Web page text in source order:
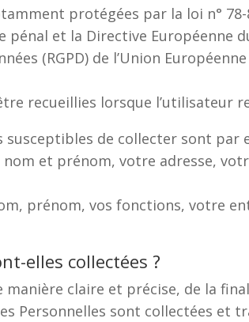
protégées par la loi n°
pénal et la Directive Européenne
(RGPD) de l’Union
recueillies lorsque
susceptibles de collecter sont par
nom et prénom, votre adresse,
prénom, vos fonctions, votre
elles collectées ?
manière claire et précise, de la
Personnelles sont collectées et